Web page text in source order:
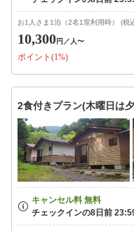
お1人さま1泊（2名1室利用時） (税
10,300円 ／人〜
ポイント(1%)
2食付きプラン(木曜日は